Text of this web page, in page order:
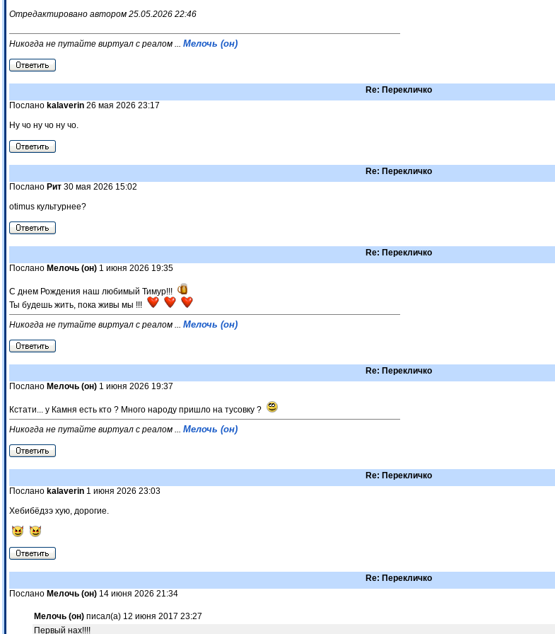
Отредактировано автором 25.05.2026 22:46
Никогда не путайте виртуал с реалом ... Мелочь (он)
Re: Перекличко
Послано kalaverin 26 мая 2026 23:17
Ну чо ну чо ну чо.
Re: Перекличко
Послано Рит 30 мая 2026 15:02
otimus культурнее?
Re: Перекличко
Послано Мелочь (он) 1 июня 2026 19:35
С днем Рождения наш любимый Тимур!!!
Ты будешь жить, пока живы мы !!!
Никогда не путайте виртуал с реалом ... Мелочь (он)
Re: Перекличко
Послано Мелочь (он) 1 июня 2026 19:37
Кстати... у Камня есть кто ? Много народу пришло на тусовку ?
Никогда не путайте виртуал с реалом ... Мелочь (он)
Re: Перекличко
Послано kalaverin 1 июня 2026 23:03
Хебибёдзэ хую, дорогие.
Re: Перекличко
Послано Мелочь (он) 14 июня 2026 21:34
Мелочь (он) писал(а) 12 июня 2017 23:27
Первый нах!!!!